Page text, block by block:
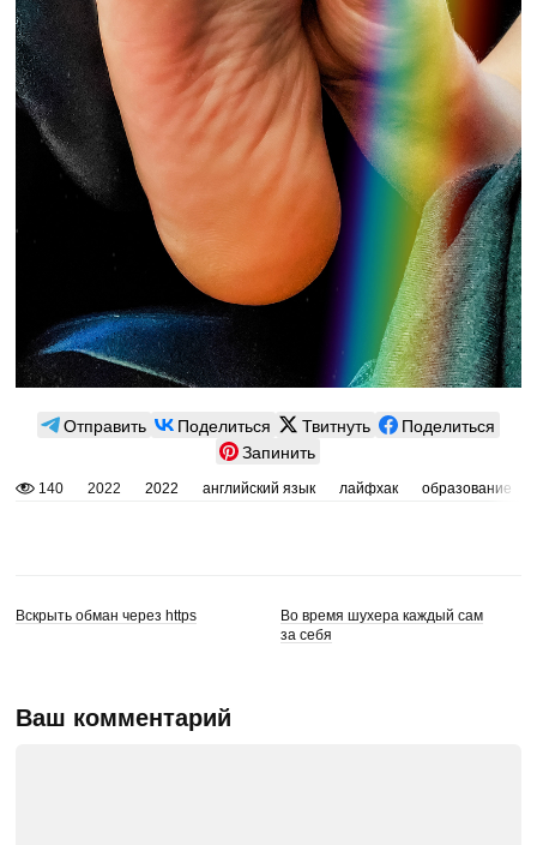
Отправить Поделиться Твитнуть
Поделиться
Запинить
140 2022 2022 английский язык лайфхак образование
Вскрыть обман через https
Во время шухера каждый сам
за себя
Ваш комментарий